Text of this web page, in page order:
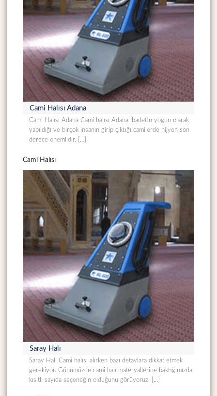
Cami Halısı Adana
Cami Halısı Adana Cami halısı Adana İbadetin yoğun olarak
yapıldığı ve birçok insanın girip çıktığı camilerde hijyen son
derece önemlidir. […]
Cami Halısı
Saray Halı
Saray Halı Cami halısı alırken bazı detaylara dikkat etmek
gerekiyor. Günümüzde cami halı materyallerine baktığımızda
kısıtlı sayıda seçeneğin olduğunu görüyoruz. […]